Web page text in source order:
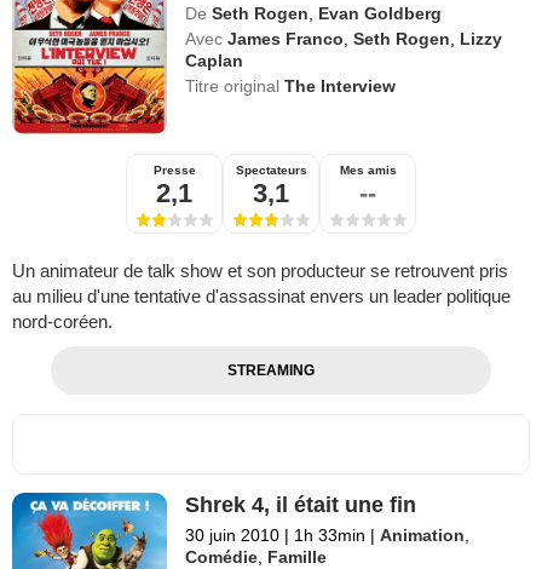
De Seth Rogen
Evan Goldberg
Avec James Franco ,Seth Rogen
Lizzy
Caplan
Titre originalThe Interview
Presse
2,1
Spectateurs
3,1
Mes amis
--
Un animateur de talk show et son producteur se retrouvent pris
au milieu d'une tentative d'assassinat envers un leader politique
nord-coréen.
STREAMING
Shrek 4, il était une fin
30 juin 2010 | 1h 33min | Animation
Comédie Famille